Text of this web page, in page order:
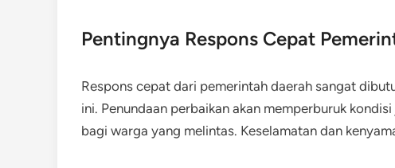
Pentingnya Respons Cepat
Respons cepat dari pemerintah daerah sangat
ini. Penundaan perbaikan akan memperburuk
bagi warga yang melintas. Keselamatan dan